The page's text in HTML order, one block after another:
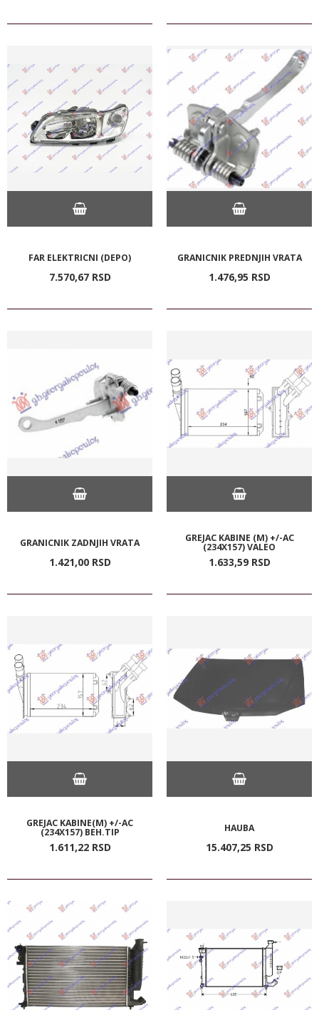
FAR ELEKTRICNI (DEPO)
7.570,67 RSD
GRANICNIK PREDNJIH VRATA
1.476,95 RSD
GRANICNIK ZADNJIH VRATA
1.421,00 RSD
GREJAC KABINE (M) +/-AC
(234X157) VALEO
1.633,59 RSD
GREJAC KABINE(M) +/-AC
(234X157) BEH.TIP
1.611,22 RSD
HAUBA
15.407,25 RSD